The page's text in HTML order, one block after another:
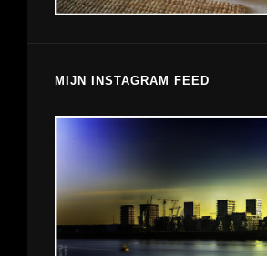
MIJN INSTAGRAM FEED